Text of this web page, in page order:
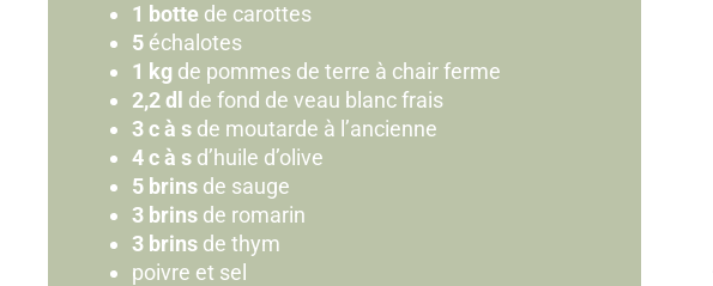
1 botte de carottes
5 échalotes
1 kg de pommes de terre à chair ferme
2,2 dl
de fond de veau blanc frais
3 c à s de moutarde à l’ancienne
4 c à s d’huile d’olive
5 brins de sauge
3 brins de romarin
3 brins de thym
poivre et sel